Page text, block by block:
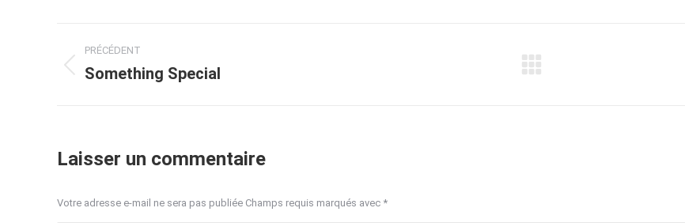
Navigation
album
PRÉCÉDENT
Album
Something Special
Laisser un commentaire
Votre adresse e-mail ne sera pas publiée Champs requis marqués avec *